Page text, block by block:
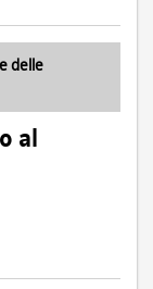
delle
al